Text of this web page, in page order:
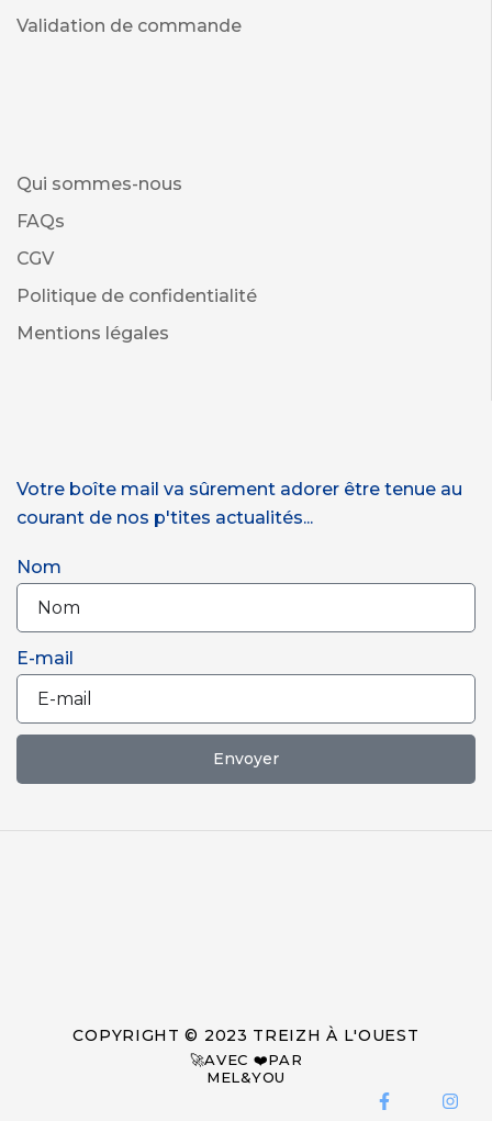
Validation de commande
Qui sommes-nous
FAQs
CGV
Politique de confidentialité
Mentions légales
Votre boîte mail va sûrement adorer être tenue au
courant de nos p'tites actualités...
Nom
E-mail
Envoyer
COPYRIGHT © 2023 TREIZH À L'OUEST
🚀AVEC ❤️PAR
MEL&YOU